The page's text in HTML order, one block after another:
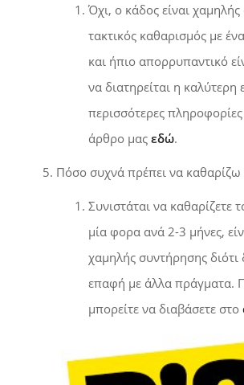
Όχι, ο κάδος είναι
τακτικός καθαρισμός με
και ήπιο απορρυπαντικό
να διατηρείται η καλύτερη
περισσότερες
άρθρο μας εδώ.
Πόσο συχνά πρέπει να καθαρίζω
Συνιστάται να καθαρίζετε
μία φορα ανά 2-3 μήνες,
χαμηλής συντήρησης διότι
επαφή με άλλα πράγματα.
μπορείτε να διαβάσετε στο